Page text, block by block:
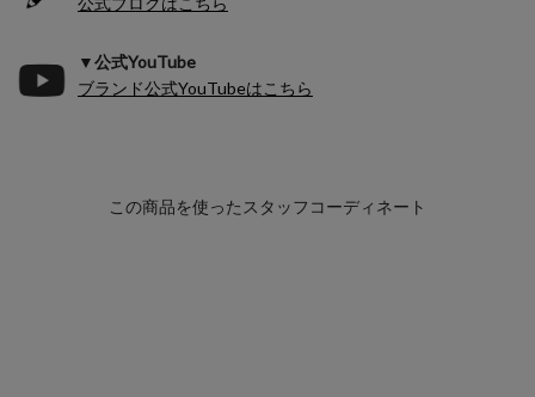
▼公式YouTube
ブランド公式YouTubeはこちら